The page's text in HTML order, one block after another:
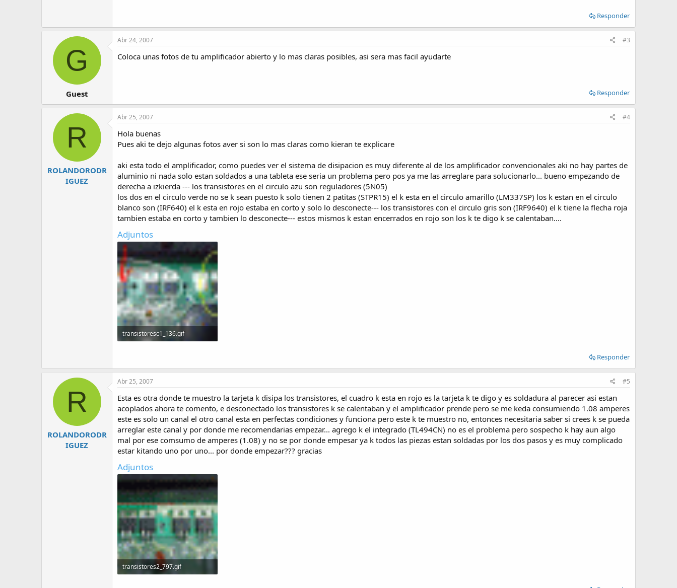
Responder
G
Guest
Abr 24, 2007 #3
Coloca unas fotos de tu amplificador abierto y lo mas claras posibles, asi sera mas facil ayudarte
Responder
R
ROLANDORODR
IGUEZ
Abr 25, 2007 #4
Hola buenas
Pues aki te dejo algunas fotos aver si son lo mas claras como kieran te explicare
aki esta todo el amplificador, como puedes ver el sistema de disipacion es muy diferente al de los amplificador convencionales aki no hay partes de
aluminio ni nada solo estan soldados a una tableta ese seria un problema pero pos ya me las arreglare para solucionarlo... bueno empezando de
derecha a izkierda --- los transistores en el circulo azu son reguladores (5N05)
los dos en el circulo verde no se k sean puesto k solo tienen 2 patitas (STPR15) el k esta en el circulo amarillo (LM337SP) los k estan en el circulo
blanco son (IRF640) el k esta en rojo estaba en corto y solo lo desconecte--- los transistores con el circulo gris son (IRF9640) el k tiene la flecha roja
tambien estaba en corto y tambien lo desconecte--- estos mismos k estan encerrados en rojo son los k te digo k se calentaban....
Adjuntos
transistoresc1_136.gif
Responder
R
ROLANDORODR
IGUEZ
Abr 25, 2007 #5
Esta es otra donde te muestro la tarjeta k disipa los transistores, el cuadro k esta en rojo es la tarjeta k te digo y es soldadura al parecer asi estan
acoplados ahora te comento, e desconectado los transistores k se calentaban y el amplificador prende pero se me keda consumiendo 1.08 amperes
este es solo un canal el otro canal esta en perfectas condiciones y funciona pero este k te muestro no, entonces necesitaria saber si crees k se pueda
arreglar este canal y por donde me recomendarias empezar... agrego k el integrado (TL494CN) no es el problema pero sospecho k hay aun algo
mal por ese comsumo de amperes (1.08) y no se por donde empesar ya k todos las piezas estan soldadas por los dos pasos y es muy complicado
estar kitando uno por uno... por donde empezar??? gracias
Adjuntos
transistores2_797.gif